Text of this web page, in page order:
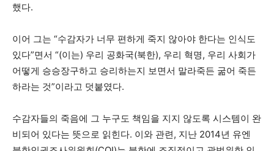
했다.
이어 그는 “수감자가 너무 편하게 죽지 않아야 한다는 인식도
있다”면서 “(이는) 우리 공화국(북한), 우리 혁명, 우리 사회가
어떻게 승승장구하고 승리하는지 보면서 말라죽든 굶어 죽든
하라는 것”이라고 덧붙였다.
수감자들의 죽음에 그 누구도 책임을 지지 않도록 시스템이 완
비되어 있다는 뜻으로 읽힌다. 이와 관련, 지난 2014년 유엔